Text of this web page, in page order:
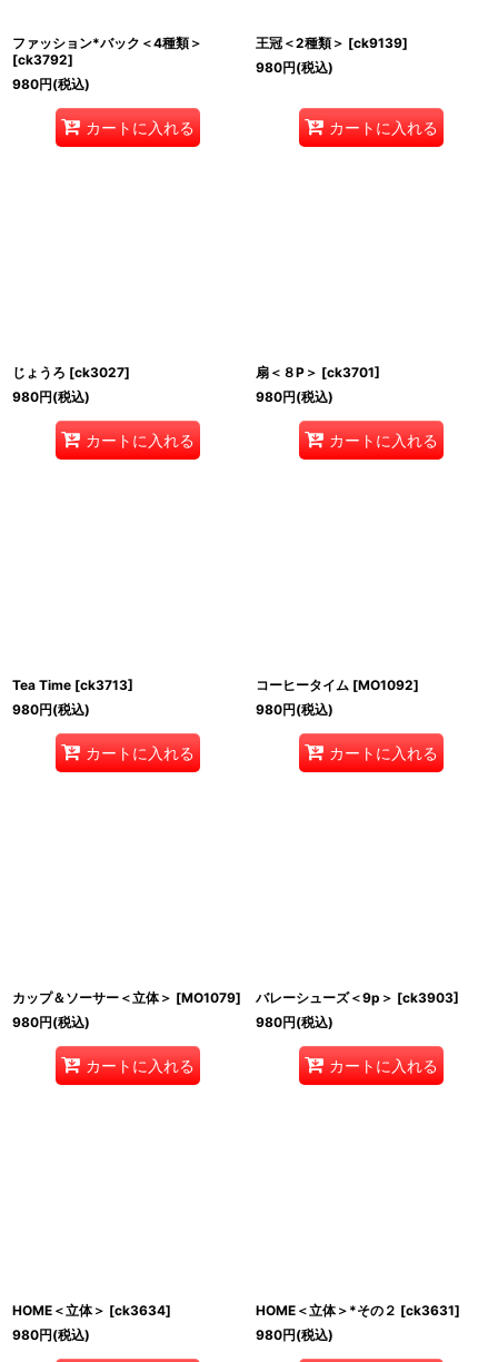
ファッション*バック＜4種類＞
[ck3792]
980円(税込)
カートに入れる
王冠＜2種類＞ [ck9139]
980円(税込)
カートに入れる
じょうろ [ck3027]
980円(税込)
カートに入れる
扇＜８P＞ [ck3701]
980円(税込)
カートに入れる
Tea Time [ck3713]
980円(税込)
カートに入れる
コーヒータイム [MO1092]
980円(税込)
カートに入れる
カップ＆ソーサー＜立体＞ [MO1079]
980円(税込)
カートに入れる
バレーシューズ＜9p＞ [ck3903]
980円(税込)
カートに入れる
HOME＜立体＞ [ck3634]
980円(税込)
HOME＜立体＞*その２ [ck3631]
980円(税込)